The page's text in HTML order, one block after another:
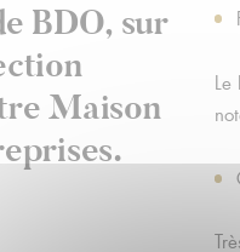
BDO, sur
Maison